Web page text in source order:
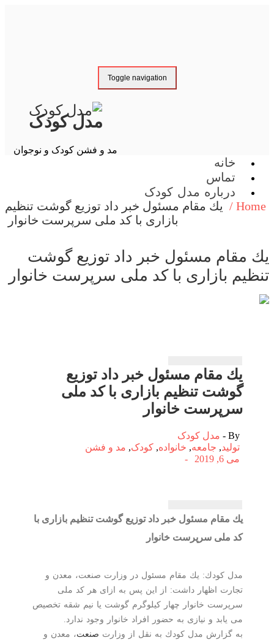
Toggle navigation
مدل کودک
مد و فشن کودک و نوجوان
خانه
تماس
درباره مدل کودک
یك مقام مسئول خبر داد توزیع گوشت تنظیم
بازاری با كد ملی سرپرست خانوار
مقام مسئول خبر داد توزیع گوشت
بازاری با كد ملی سرپرست خانوار
یك مقام مسئول خبر داد توزیع
گوشت تنظیم بازاری با كد ملی
سرپرست خانوار
مدل کودک
,جامعه,خانواده,کودک,مد و فشن
-
یك مقام مسئول خبر داد توزیع گوشت تنظیم بازاری با
كد ملی سرپرست خانوار
مدل كودك: یك مقام مسئول در وزارت صنعت، معدن و
تجارت اظهار داشت: از این پس به ازای هر كد ملی
سرپرست خانوار چهار كیلوگرم گوشت یا نیم شقه تخصیص
می یابد و نیازی به حضور افراد خانوار وجود ندارد.
به گزارش مدل كودك به نقل از وزارت صنعت، معدن و